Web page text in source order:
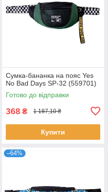
Сумка-бананка на пояс Yes
No Bad Days SP-32 (559701)
Готово до відправки
368 ₴ 1 187,10 ₴
Купити
–64%